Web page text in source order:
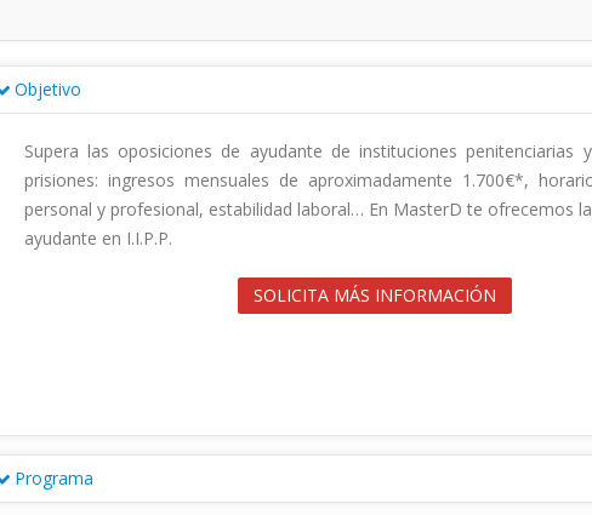
Objetivo
Supera las oposiciones de ayudante de instituciones
prisiones: ingresos mensuales de aproximadamente 1.700€*,
personal y profesional, estabilidad laboral… En MasterD te ofrecemos
ayudante en I.I.P.P.
SOLICITA MÁS INFORMACIÓN
Programa